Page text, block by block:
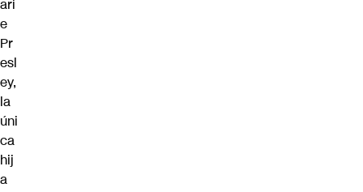
ari
e
Pr
esl
ey,
la
úni
ca
hij
a